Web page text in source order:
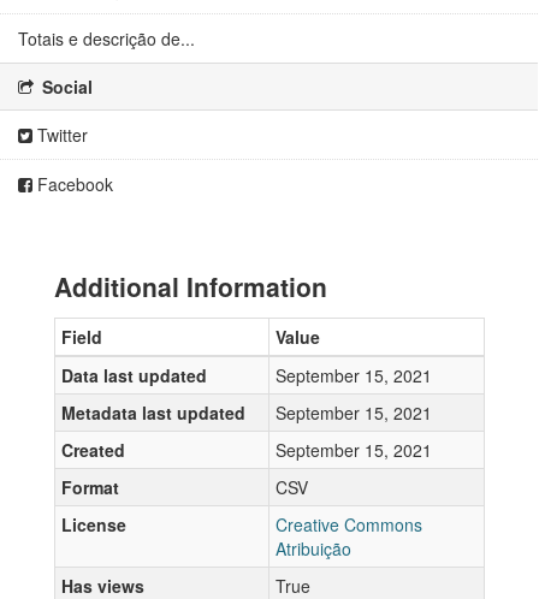
Totais e descrição de...
Social
Twitter
Facebook
Additional Information
Field
Value
Data last updated
September 15, 2021
Metadata last updated
September 15, 2021
Created
September 15, 2021
Format
CSV
License
Creative Commons
Atribuição
Has views
True